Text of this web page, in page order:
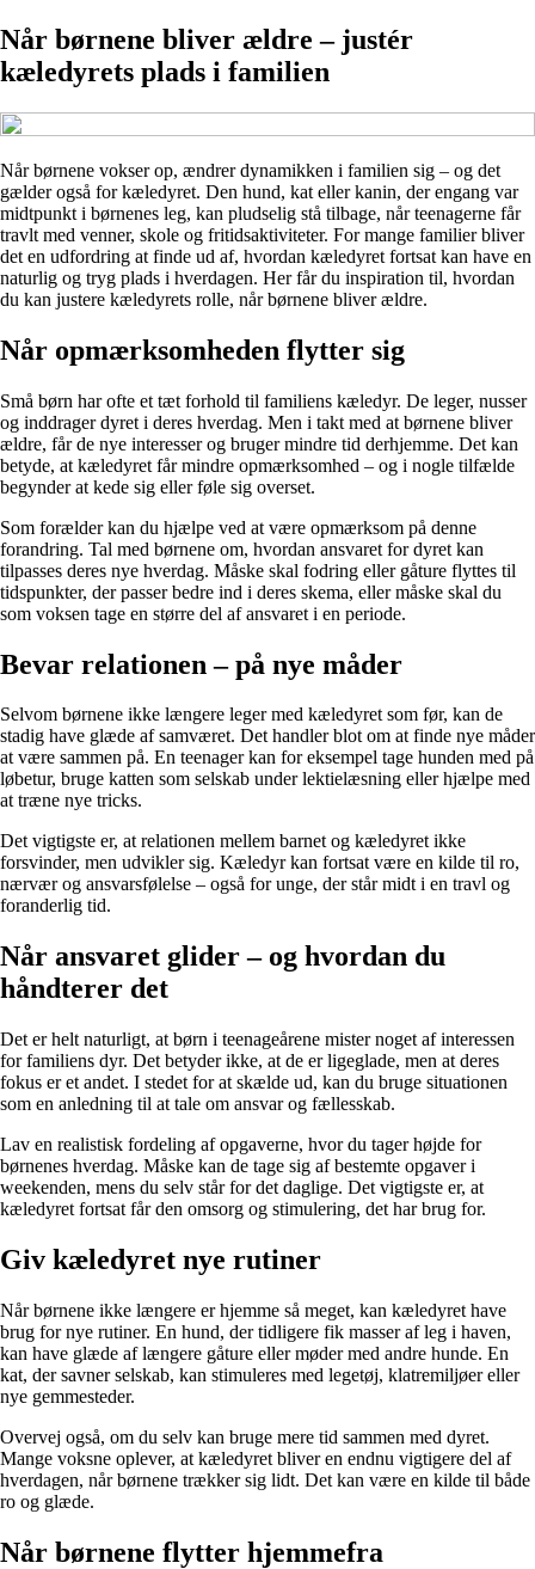
Når børnene bliver ældre – justér
kæledyrets plads i familien
Når børnene vokser op, ændrer dynamikken i familien sig – og det
gælder også for kæledyret. Den hund, kat eller kanin, der engang var
midtpunkt i børnenes leg, kan pludselig stå tilbage, når teenagerne får
travlt med venner, skole og fritidsaktiviteter. For mange familier bliver
det en udfordring at finde ud af, hvordan kæledyret fortsat kan have en
naturlig og tryg plads i hverdagen. Her får du inspiration til, hvordan
du kan justere kæledyrets rolle, når børnene bliver ældre.
Når opmærksomheden flytter sig
Små børn har ofte et tæt forhold til familiens kæledyr. De leger, nusser
og inddrager dyret i deres hverdag. Men i takt med at børnene bliver
ældre, får de nye interesser og bruger mindre tid derhjemme. Det kan
betyde, at kæledyret får mindre opmærksomhed – og i nogle tilfælde
begynder at kede sig eller føle sig overset.
Som forælder kan du hjælpe ved at være opmærksom på denne
forandring. Tal med børnene om, hvordan ansvaret for dyret kan
tilpasses deres nye hverdag. Måske skal fodring eller gåture flyttes til
tidspunkter, der passer bedre ind i deres skema, eller måske skal du
som voksen tage en større del af ansvaret i en periode.
Bevar relationen – på nye måder
Selvom børnene ikke længere leger med kæledyret som før, kan de
stadig have glæde af samværet. Det handler blot om at finde nye måder
at være sammen på. En teenager kan for eksempel tage hunden med på
løbetur, bruge katten som selskab under lektielæsning eller hjælpe med
at træne nye tricks.
Det vigtigste er, at relationen mellem barnet og kæledyret ikke
forsvinder, men udvikler sig. Kæledyr kan fortsat være en kilde til ro,
nærvær og ansvarsfølelse – også for unge, der står midt i en travl og
foranderlig tid.
Når ansvaret glider – og hvordan du
håndterer det
Det er helt naturligt, at børn i teenageårene mister noget af interessen
for familiens dyr. Det betyder ikke, at de er ligeglade, men at deres
fokus er et andet. I stedet for at skælde ud, kan du bruge situationen
som en anledning til at tale om ansvar og fællesskab.
Lav en realistisk fordeling af opgaverne, hvor du tager højde for
børnenes hverdag. Måske kan de tage sig af bestemte opgaver i
weekenden, mens du selv står for det daglige. Det vigtigste er, at
kæledyret fortsat får den omsorg og stimulering, det har brug for.
Giv kæledyret nye rutiner
Når børnene ikke længere er hjemme så meget, kan kæledyret have
brug for nye rutiner. En hund, der tidligere fik masser af leg i haven,
kan have glæde af længere gåture eller møder med andre hunde. En
kat, der savner selskab, kan stimuleres med legetøj, klatremiljøer eller
nye gemmesteder.
Overvej også, om du selv kan bruge mere tid sammen med dyret.
Mange voksne oplever, at kæledyret bliver en endnu vigtigere del af
hverdagen, når børnene trækker sig lidt. Det kan være en kilde til både
ro og glæde.
Når børnene flytter hjemmefra